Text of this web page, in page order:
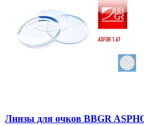
Линзы для очков BBGR